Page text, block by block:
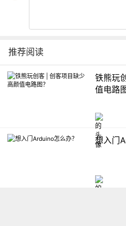
推荐阅读
铁熊玩
值电路
想入门